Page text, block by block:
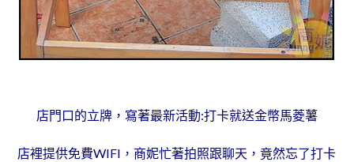
店門口的立牌，寫著最新活動:打卡就送金幣馬菱薯
店裡提供免費WIFI，商妮忙著拍照跟聊天，竟然忘了打卡